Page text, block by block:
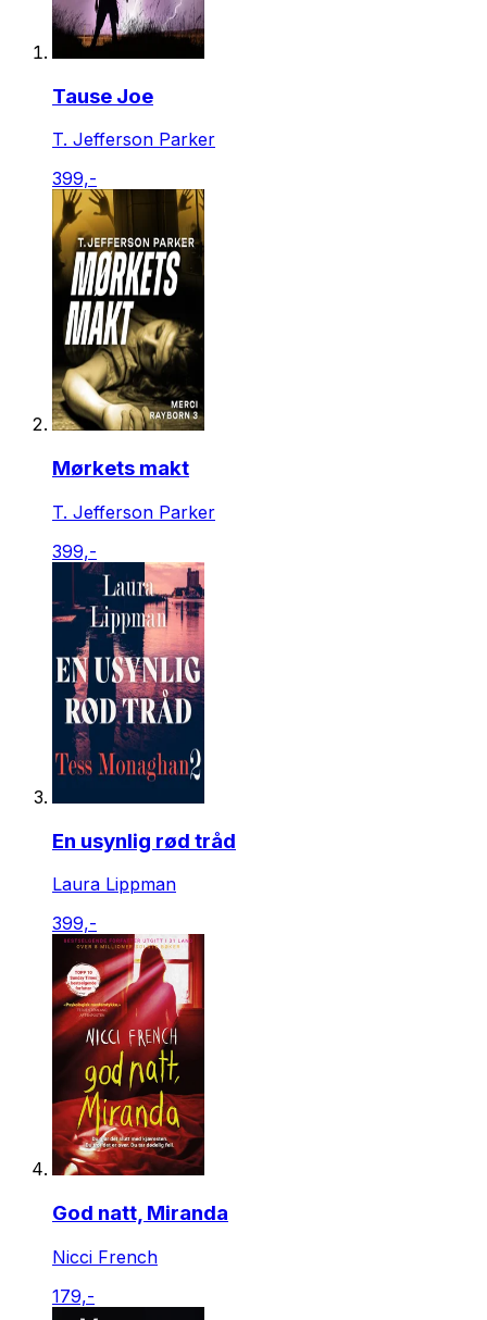
Tause Joe
T. Jefferson Parker
399,-
Mørkets makt
T. Jefferson Parker
399,-
En usynlig rød tråd
Laura Lippman
399,-
God natt, Miranda
Nicci French
179,-